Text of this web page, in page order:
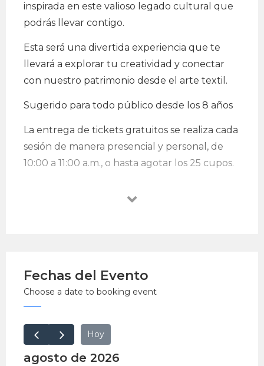
inspirada en este valioso legado cultural que
podrás llevar contigo.
Esta será una divertida experiencia que te
llevará a explorar tu creatividad y conectar
con nuestro patrimonio desde el arte textil.
Sugerido para todo público desde los 8 años
La entrega de tickets gratuitos se realiza cada
sesión de manera presencial y personal, de
10:00 a 11:00 a.m., o hasta agotar los 25 cupos.
Fechas del Evento
Choose a date to booking event
Hoy
agosto de 2026